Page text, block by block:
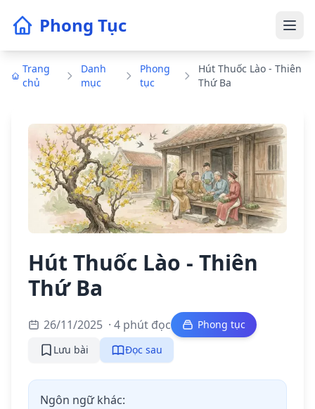
Phong Tục
Trang
chủ
Danh
mục
Phong
tục
Hút Thuốc Lào - Thiên
Thứ Ba
Hút Thuốc Lào - Thiên
Thứ Ba
26/11/2025 · 4 phút đọc
Phong tục
Lưu bài
Đọc sau
Ngôn ngữ khác: